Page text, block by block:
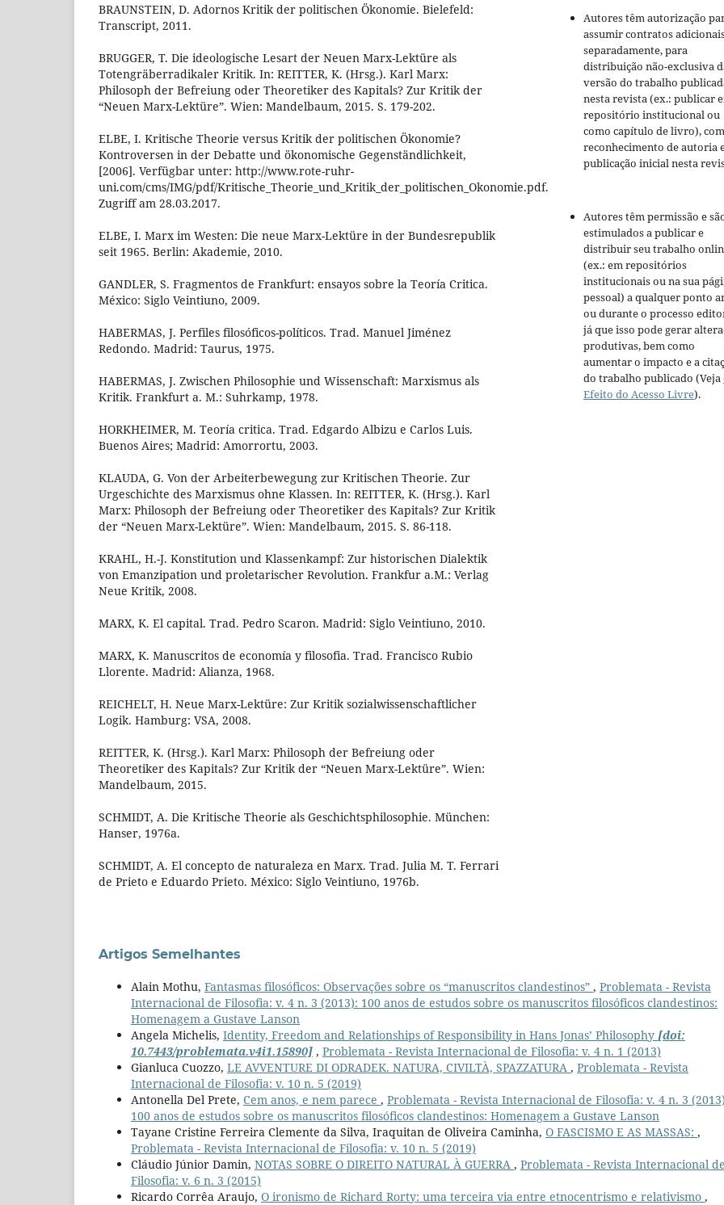
BRAUNSTEIN, D. Adornos Kritik der politischen Ökonomie. Bielefeld:
Transcript, 2011.
BRUGGER, T. Die ideologische Lesart der Neuen Marx-Lektüre als
Totengräberradikaler Kritik. In: REITTER, K. (Hrsg.). Karl Marx:
Philosoph der Befreiung oder Theoretiker des Kapitals? Zur Kritik der
“Neuen Marx-Lektüre”. Wien: Mandelbaum, 2015. S. 179-202.
ELBE, I. Kritische Theorie versus Kritik der politischen Ökonomie?
Kontroversen in der Debatte und ökonomische Gegenständlichkeit,
[2006]. Verfügbar unter: http://www.rote-ruhr-
uni.com/cms/IMG/pdf/Kritische_Theorie_und_Kritik_der_politischen_Okonomie.pdf.
Zugriff am 28.03.2017.
ELBE, I. Marx im Westen: Die neue Marx-Lektüre in der Bundesrepublik
seit 1965. Berlin: Akademie, 2010.
GANDLER, S. Fragmentos de Frankfurt: ensayos sobre la Teoría Critica.
México: Siglo Veintiuno, 2009.
HABERMAS, J. Perfiles filosóficos-políticos. Trad. Manuel Jiménez
Redondo. Madrid: Taurus, 1975.
HABERMAS, J. Zwischen Philosophie und Wissenschaft: Marxismus als
Kritik. Frankfurt a. M.: Suhrkamp, 1978.
HORKHEIMER, M. Teoría critica. Trad. Edgardo Albizu e Carlos Luis.
Buenos Aires; Madrid: Amorrortu, 2003.
KLAUDA, G. Von der Arbeiterbewegung zur Kritischen Theorie. Zur
Urgeschichte des Marxismus ohne Klassen. In: REITTER, K. (Hrsg.). Karl
Marx: Philosoph der Befreiung oder Theoretiker des Kapitals? Zur Kritik
der “Neuen Marx-Lektüre”. Wien: Mandelbaum, 2015. S. 86-118.
KRAHL, H.-J. Konstitution und Klassenkampf: Zur historischen Dialektik
von Emanzipation und proletarischer Revolution. Frankfur a.M.: Verlag
Neue Kritik, 2008.
MARX, K. El capital. Trad. Pedro Scaron. Madrid: Siglo Veintiuno, 2010.
MARX, K. Manuscritos de economía y filosofia. Trad. Francisco Rubio
Llorente. Madrid: Alianza, 1968.
REICHELT, H. Neue Marx-Lektüre: Zur Kritik sozialwissenschaftlicher
Logik. Hamburg: VSA, 2008.
REITTER, K. (Hrsg.). Karl Marx: Philosoph der Befreiung oder
Theoretiker des Kapitals? Zur Kritik der “Neuen Marx-Lektüre”. Wien:
Mandelbaum, 2015.
SCHMIDT, A. Die Kritische Theorie als Geschichtsphilosophie. München:
Hanser, 1976a.
SCHMIDT, A. El concepto de naturaleza en Marx. Trad. Julia M. T. Ferrari
de Prieto e Eduardo Prieto. México: Siglo Veintiuno, 1976b.
Autores têm autorização
assumir contratos
separadamente, para
distribuição não-exclusiva
versão do trabalho
nesta revista (ex.: publicar
repositório institucional ou
como capítulo de livro), com
reconhecimento de autoria
publicação inicial nesta
Autores têm permissão e
estimulados a publicar e
distribuir seu trabalho
(ex.: em repositórios
institucionais ou na sua
pessoal) a qualquer ponto
ou durante o processo
já que isso pode gerar
produtivas, bem como
aumentar o impacto e a
do trabalho publicado (Veja
Efeito do Acesso Livre).
Artigos Semelhantes
Alain Mothu, Fantasmas filosóficos: Observações sobre os “manuscritos clandestinos” , Problemata - Revista
Internacional de Filosofia: v. 4 n. 3 (2013): 100 anos de estudos sobre os manuscritos filosóficos clandestinos:
Homenagem a Gustave Lanson
Angela Michelis, Identity, Freedom and Relationships of Responsibility in Hans Jonas’ Philosophy [doi:
10.7443/problemata.v4i1.15890] , Problemata - Revista Internacional de Filosofia: v. 4 n. 1 (2013)
Gianluca Cuozzo, LE AVVENTURE DI ODRADEK. NATURA, CIVILTÀ, SPAZZATURA , Problemata - Revista
Internacional de Filosofia: v. 10 n. 5 (2019)
Antonella Del Prete, Cem anos, e nem parece , Problemata - Revista Internacional de Filosofia: v. 4 n. 3
100 anos de estudos sobre os manuscritos filosóficos clandestinos: Homenagem a Gustave Lanson
Tayane Cristine Ferreira Clemente da Silva, Iraquitan de Oliveira Caminha, O FASCISMO E AS MASSAS: ,
Problemata - Revista Internacional de Filosofia: v. 10 n. 5 (2019)
Cláudio Júnior Damin, NOTAS SOBRE O DIREITO NATURAL À GUERRA , Problemata - Revista Internacional
Filosofia: v. 6 n. 3 (2015)
Ricardo Corrêa Araujo, O ironismo de Richard Rorty: uma terceira via entre etnocentrismo e relativismo ,